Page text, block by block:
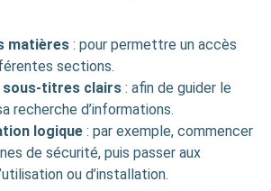
matières : pour permettre un accès
sections.
titres clairs : afin de guider le
recherche d’informations.
logique : par exemple, commencer
de sécurité, puis passer aux
ou d’installation.